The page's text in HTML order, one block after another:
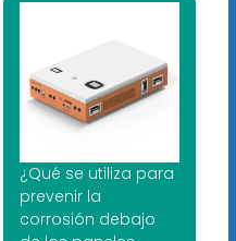
¿Qué se utiliza para
prevenir la
corrosión debajo